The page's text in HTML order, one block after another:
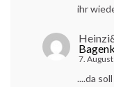
ihr
7.
....da